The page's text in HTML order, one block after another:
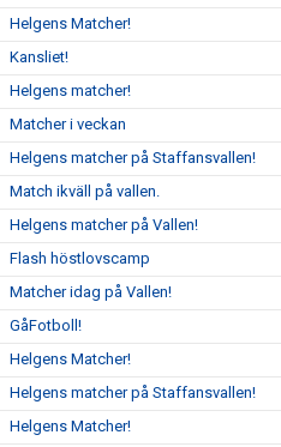
Helgens Matcher!
Kansliet!
Helgens matcher!
Matcher i veckan
Helgens matcher på Staffansvallen!
Match ikväll på vallen.
Helgens matcher på Vallen!
Flash höstlovscamp
Matcher idag på Vallen!
GåFotboll!
Helgens Matcher!
Helgens matcher på Staffansvallen!
Helgens Matcher!